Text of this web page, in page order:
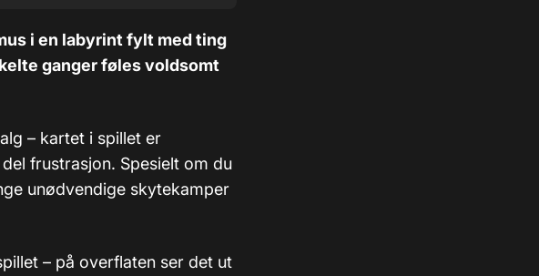
i en labyrint fylt med ting
ganger føles voldsomt
– kartet i spillet er
frustrasjon. Spesielt om du
unødvendige skytekamper
– på overflaten ser det ut